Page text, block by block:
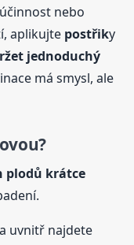
nebo
aplikujte postřiky
jednoduchý
má smysl, ale
plodů krátce
uvnitř najdete